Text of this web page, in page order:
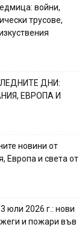
войни,
трусове,
ДНИ:
ЕВРОПА И
новини от
Европа и света от
юли 2026 г.: нови
и пожари във